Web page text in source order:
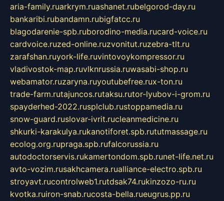
aria-family.ruarkrym.ruashanet.rubelgorod-day.ru
bankaribi.rubandamn.rubigfatcc.ru
blagodarenie-spb.ruborodino-media.rucard-voice.ru
cardvoice.ruzed-online.ruzvonitut.ruzebra-tlt.ru
zarafshan.ruyork-life.ruvintovoykompressor.ru
vladivostok-map.ruvlknrussia.ruwasabi-shop.ru
webamator.ruzaryna.ruyoutubefree.rux-ton.ru
trade-farm.rutajuncos.rutaksu.rutor-lyubov-i-grom.ru
spayderhed-2022.rusplclub.rustoppamedia.ru
snow-guard.ruslovar-ivrit.rucleanmedicine.ru
shkurki-karakulya.rukanotiforet.spb.rututmassage.ru
ecolog.org.rupraga.spb.rufalcorussia.ru
autodoctorservis.rukamertondom.spb.runet-life.net.ru
avto-vozim.rusakhcamera.rualliance-electro.spb.ru
stroyavt.rucontrolweb1.rutdsak74.rukinzozo-ru.ru
kvotka.ruiron-snab.rucosta-bella.rueugrus.pp.ru